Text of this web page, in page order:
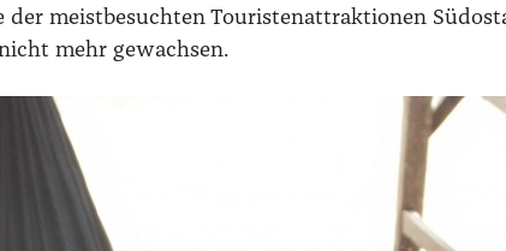
meist­be­such­ten Tou­ris­ten­at­trak­tio­nen
mehr gewach­sen.